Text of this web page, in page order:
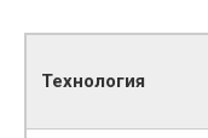
Технология